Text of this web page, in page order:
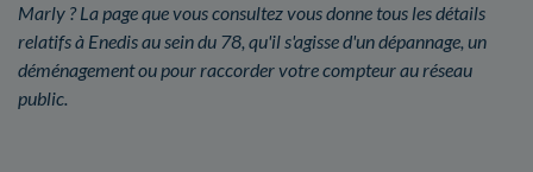
Marly ? La page que vous consultez vous donne tous les détails
relatifs à Enedis au sein du 78, qu'il s'agisse d'un dépannage, un
déménagement ou pour raccorder votre compteur au réseau
public.